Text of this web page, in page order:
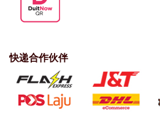
快递合作伙伴